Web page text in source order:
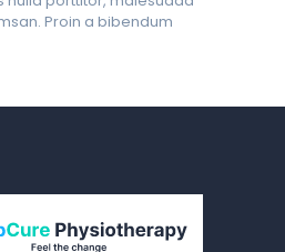
Proin a bibendum